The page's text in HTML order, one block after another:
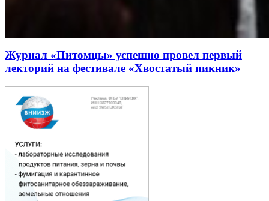
Журнал «Питомцы» успешно провел первый
лекторий на фестивале «Хвостатый пикник»